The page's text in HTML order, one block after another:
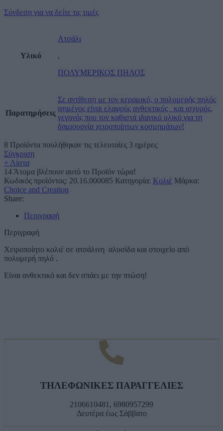
Σύνδεση για να δείτε τις τιμές
Υλικό
Ατσάλι
,
ΠΟΛΥΜΕΡΙΚΟΣ ΠΗΛΟΣ
Παρατηρήσεις
Σε αντίθεση με τον κεραμικό, ο πολυμερής πηλός
ψημένος είναι ελαφρύς ανθεκτικός και ισχυρός,
γεγονός που τον καθιστά ιδανικό υλικό για τη
δημιουργία χειροποίητων κοσμημάτων!
8 Προϊόντα πουλήθηκαν τις τελευταίες 3 ημέρες
Σύγκριση
+ Λίστα
14 Άτομα βλέπουν αυτό το Προϊόν τώρα!
Κωδικός προϊόντος: 20.16.000085 Κατηγορία: Κολιέ Μάρκα:
Choice and Creation
Share:
Περιγραφή
Περιγραφή
Χειροποίητο κολιέ σε ατσάλινη αλυσίδα και στοιχείο από
πολυμερή πηλό .
Είναι ανθεκτικό και δεν σπάει με την πτώση!
ΤΗΛΕΦΩΝΙΚΕΣ ΠΑΡΑΓΓΕΛΙΕΣ
2106610481, 6980957299
Δευτέρα έως Σάββατο